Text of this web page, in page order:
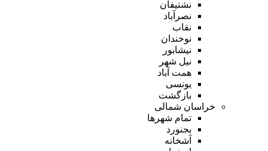
نشتیفان
نصرآباد
نقاب
نوخندان
نیشابور
نیل شهر
همت آباد
یونسی
بازگشت
خراسان شمالی
تمام شهر‌ها
بجنورد
آشخانه